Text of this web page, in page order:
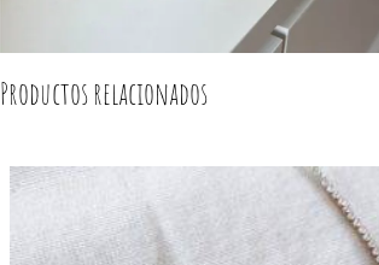
Productos relacionados